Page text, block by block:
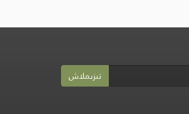
تىزىملاش